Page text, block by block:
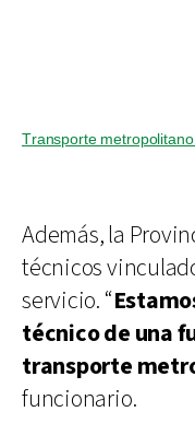
Transporte
Además, la
técnicos
servicio. “
técnico de una
transporte
funcionario.